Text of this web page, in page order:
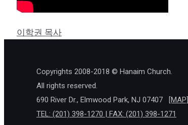
이학권 목사
Copyrights 2008-2018 © Hanaim Church.
All rights reserved.
690 River Dr., Elmwood Park, NJ 07407
[MAP]
TEL: (201) 398-1270 | FAX: (201) 398-1271